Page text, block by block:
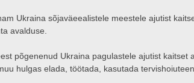
Ukraina sõjaväeealistele meestele ajutist
avalduse.
põgenenud Ukraina pagulastele ajutist kaitset
hulgas elada, töötada, kasutada